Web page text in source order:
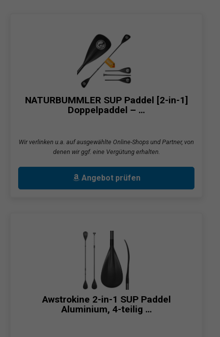
NATURBUMMLER SUP Paddel [2-in-1]
Doppelpaddel – …
Wir verlinken u.a. auf ausgewählte Online-Shops und Partner, von
denen wir ggf. eine Vergütung erhalten.
Angebot prüfen
Awstrokine 2-in-1 SUP Paddel
Aluminium, 4-teilig …